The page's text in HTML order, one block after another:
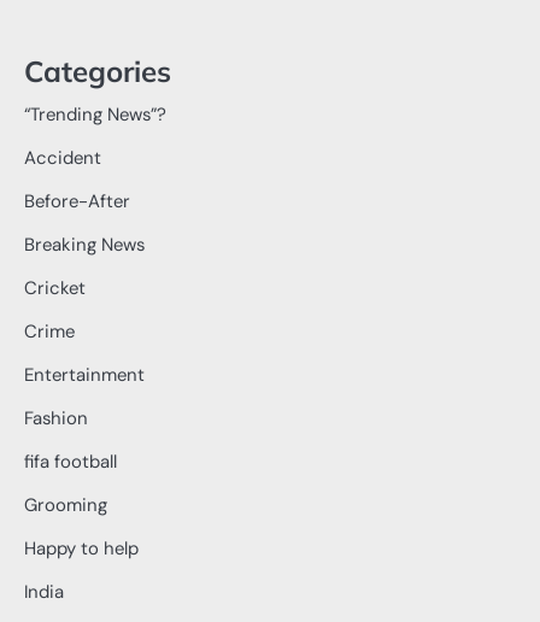
Categories
“Trending News”?
Accident
Before-After
Breaking News
Cricket
Crime
Entertainment
Fashion
fifa football
Grooming
Happy to help
India